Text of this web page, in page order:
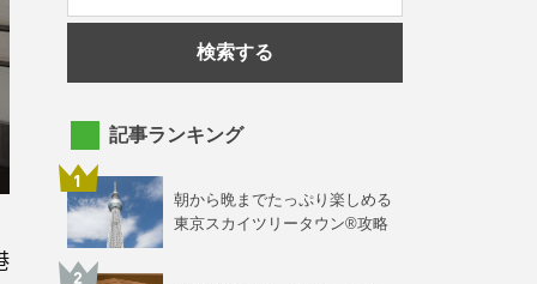
検索する
記事ランキング
朝から晩までたっぷり楽しめる
東京スカイツリータウン®攻略